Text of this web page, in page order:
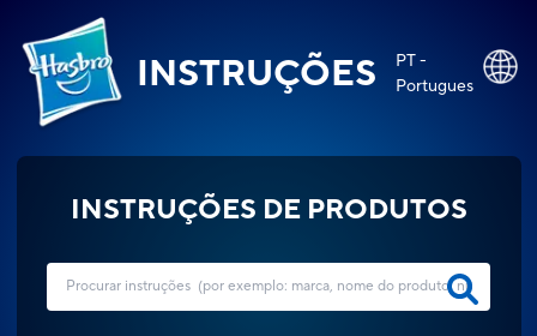
INSTRUÇÕES
PT -
Portugues
INSTRUÇÕES DE PRODUTOS